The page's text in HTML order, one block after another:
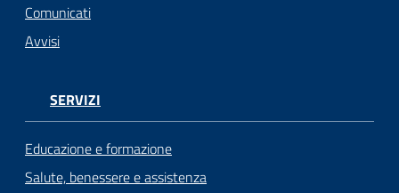
Comunicati
Avvisi
SERVIZI
Educazione e formazione
Salute, benessere e assistenza